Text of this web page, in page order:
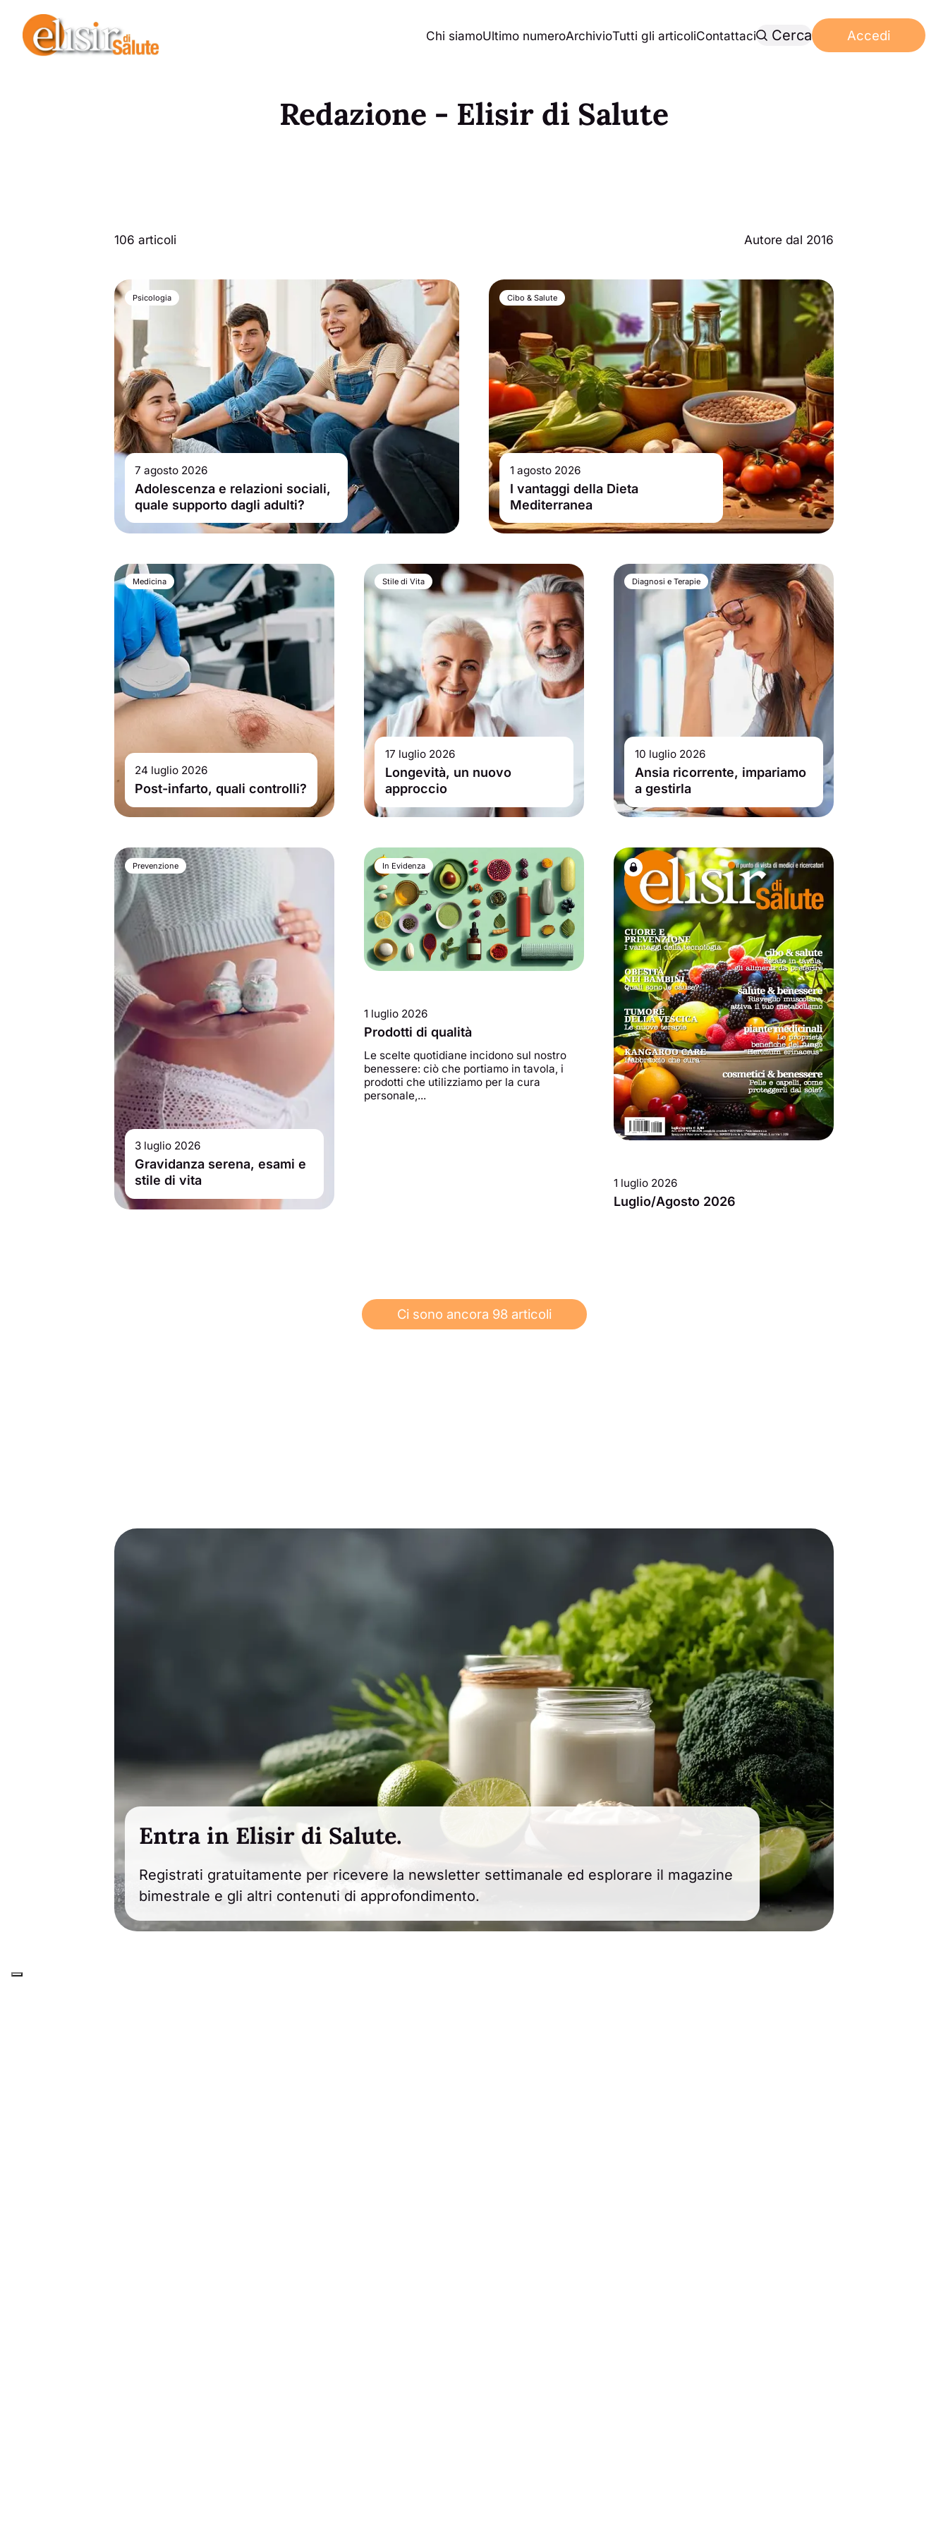
Chi siamoUltimo numeroArchivioTutti gli articoliContattaci Cerca Accedi
Redazione - Elisir di Salute
106 articoli Autore dal 2016
Psicologia
7 agosto 2026
Adolescenza e relazioni sociali,
quale supporto dagli adulti?
Cibo & Salute
1 agosto 2026
I vantaggi della Dieta
Mediterranea
Medicina
24 luglio 2026
Post-infarto, quali controlli?
Stile di Vita
17 luglio 2026
Longevità, un nuovo
approccio
Diagnosi e Terapie
10 luglio 2026
Ansia ricorrente, impariamo
a gestirla
Prevenzione
3 luglio 2026
Gravidanza serena, esami e
stile di vita
In Evidenza
1 luglio 2026
Prodotti di qualità
Le scelte quotidiane incidono sul nostro
benessere: ciò che portiamo in tavola, i
prodotti che utilizziamo per la cura
personale,...
1 luglio 2026
Luglio/Agosto 2026
Ci sono ancora 98 articoli
Entra in Elisir di Salute.
Registrati gratuitamente per ricevere la newsletter settimanale ed esplorare il magazine
bimestrale e gli altri contenuti di approfondimento.